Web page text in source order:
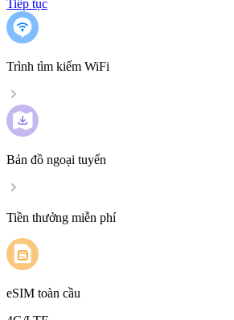
Tiếp tục
Trình tìm kiếm WiFi
Bản đồ ngoại tuyến
Tiền thưởng miễn phí
eSIM toàn cầu